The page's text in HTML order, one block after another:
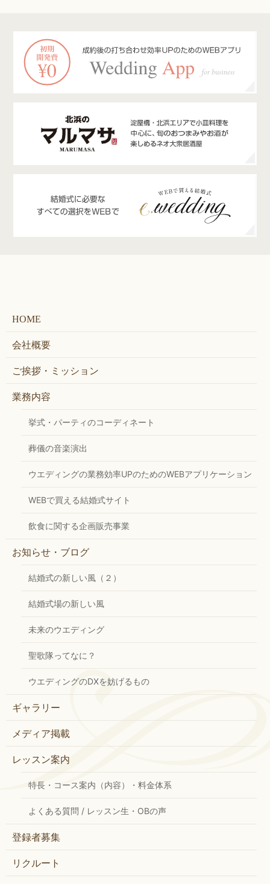
HOME
会社概要
ご挨拶・ミッション
業務内容
挙式・パーティのコーディネート
葬儀の音楽演出
ウエディングの業務効率UPのためのWEBアプリケーション
WEBで買える結婚式サイト
飲食に関する企画販売事業
お知らせ・ブログ
結婚式の新しい風（２）
結婚式場の新しい風
未来のウエディング
聖歌隊ってなに？
ウエディングのDXを妨げるもの
ギャラリー
メディア掲載
レッスン案内
特長・コース案内（内容）・料金体系
よくある質問 / レッスン生・OBの声
登録者募集
リクルート